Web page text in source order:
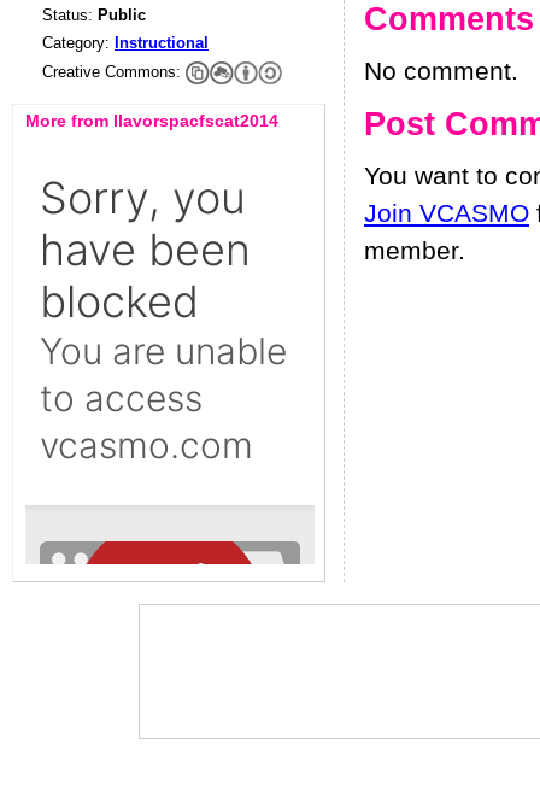
Status: Public
Category: Instructional
Creative Commons:
More from llavorspacfscat2014
Comments
No comment.
Post
You want to
Join VCASMO
member.